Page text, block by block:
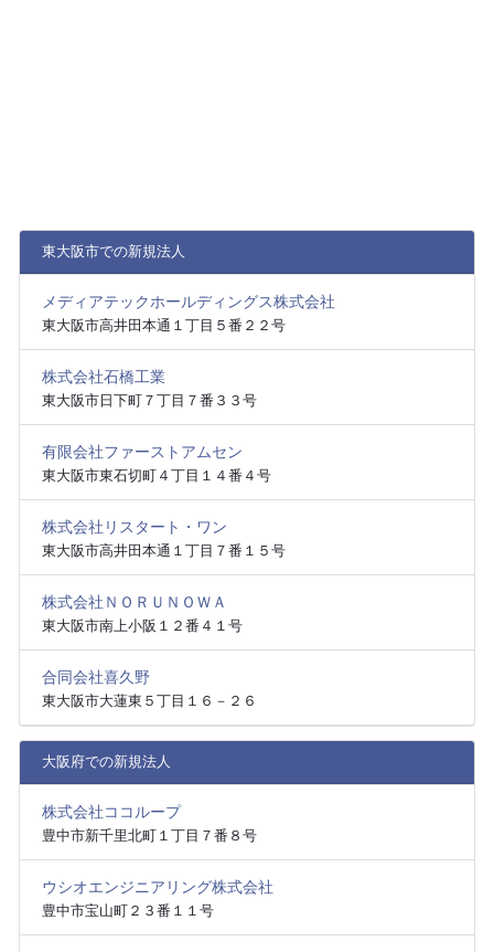
東大阪市での新規法人
メディアテックホールディングス株式会社
東大阪市高井田本通１丁目５番２２号
株式会社石橋工業
東大阪市日下町７丁目７番３３号
有限会社ファーストアムセン
東大阪市東石切町４丁目１４番４号
株式会社リスタート・ワン
東大阪市高井田本通１丁目７番１５号
株式会社ＮＯＲＵＮＯＷＡ
東大阪市南上小阪１２番４１号
合同会社喜久野
東大阪市大蓮東５丁目１６－２６
大阪府での新規法人
株式会社ココループ
豊中市新千里北町１丁目７番８号
ウシオエンジニアリング株式会社
豊中市宝山町２３番１１号